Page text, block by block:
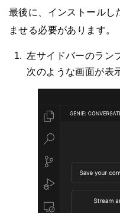
最後に、インストールし
ませる必要があります。
左サイドバーのラン
次のような画面が表